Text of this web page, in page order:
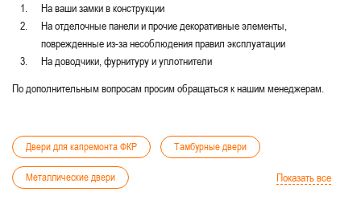
На ваши замки в конструкции
На отделочные панели и прочие декоративные элементы,
поврежденные из-за несоблюдения правил эксплуатации
На доводчики, фурнитуру и уплотнители
По дополнительным вопросам просим обращаться к нашим менеджерам.
Двери для капремонта ФКР Тамбурные двери
Металлические двери Показать все